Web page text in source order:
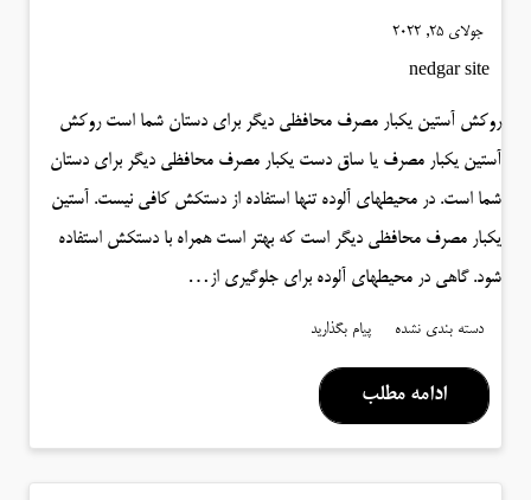
جولای 25, 2022
nedgar site
روکش آستین یکبار مصرف محافظی دیگر برای دستان شما است روکش
آستین یکبار مصرف یا ساق دست یکبار مصرف محافظی دیگر برای دستان
شما است. در محیطهای آلوده تنها استفاده از دستکش کافی نیست. آستین
یکبار مصرف محافظی دیگر است که بهتر است همراه با دستکش استفاده
شود. گاهی در محیطهای آلوده برای جلوگیری از…
دسته بندی نشده پیام بگذارید
ادامه مطلب